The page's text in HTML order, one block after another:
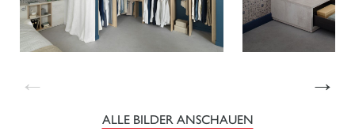
← →
ALLE BILDER ANSCHAUEN